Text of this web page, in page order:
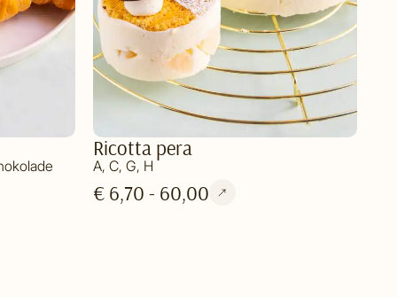
Ricotta pera
A, C, G, H
€ 6,70 - 60,00